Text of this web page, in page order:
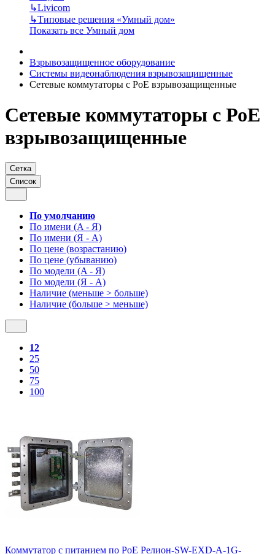
↳Livicom
↳Типовые решения «Умный дом»
Показать все Умный дом
Взрывозащищенное оборудование
Системы видеонаблюдения взрывозащищенные
Сетевые коммутаторы с РоЕ взрывозащищенные
Сетевые коммутаторы с РоЕ
взрывозащищенные
Сетка
Список
По умолчанию
По имени (A - Я)
По имени (Я - A)
По цене (возрастанию)
По цене (убыванию)
По модели (A - Я)
По модели (Я - A)
Наличие (меньше > больше)
Наличие (больше > меньше)
12
25
50
75
100
Коммутатор с питанием по PoE Релион-SW-EXD-A-1G-